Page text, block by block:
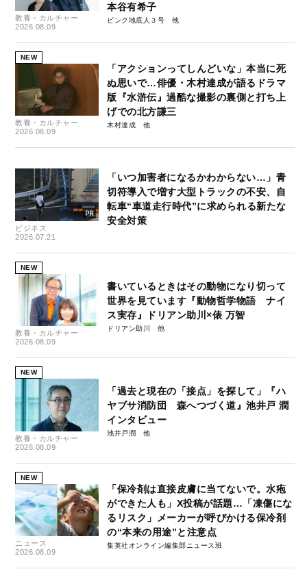
教養・カルチャー
2026.08.09
本谷有希子
ピンク地底人３号
NEW
教養・カルチャー
2026.08.09
「アクションってしんどいな」本当に死
ぬ思いで…俳優・木村達成が語るドラマ
版『水滸伝』過酷な撮影の裏側と打ち上
げでの北方謙三
木村達成
ビジネス
2026.07.21
「いつ加害者になるかわからない…」青
切符導入で増す大型トラックの不安、自
転車“車道走行時代”に求められる新たな
安全対策
NEW
教養・カルチャー
2026.08.09
書いているときはその動物になり切って
世界を見ています『動物哲学物語 ナイ
ス実存』ドリアン助川×俵 万智
ドリアン助川
NEW
教養・カルチャー
2026.08.09
「過去と現在の「接点」を探して」『ハ
ヤブサ消防団 森へつづく道』池井戸 潤
インタビュー
池井戸潤
NEW
ニュース
2026.08.09
「保冷剤は直接皮膚に当てないで。水疱
ができた人も」X投稿が話題…「凍傷にな
るリスク」メーカーが呼びかける保冷剤
の“本来の用途”と注意点
集英社オンライン編集部ニュース班